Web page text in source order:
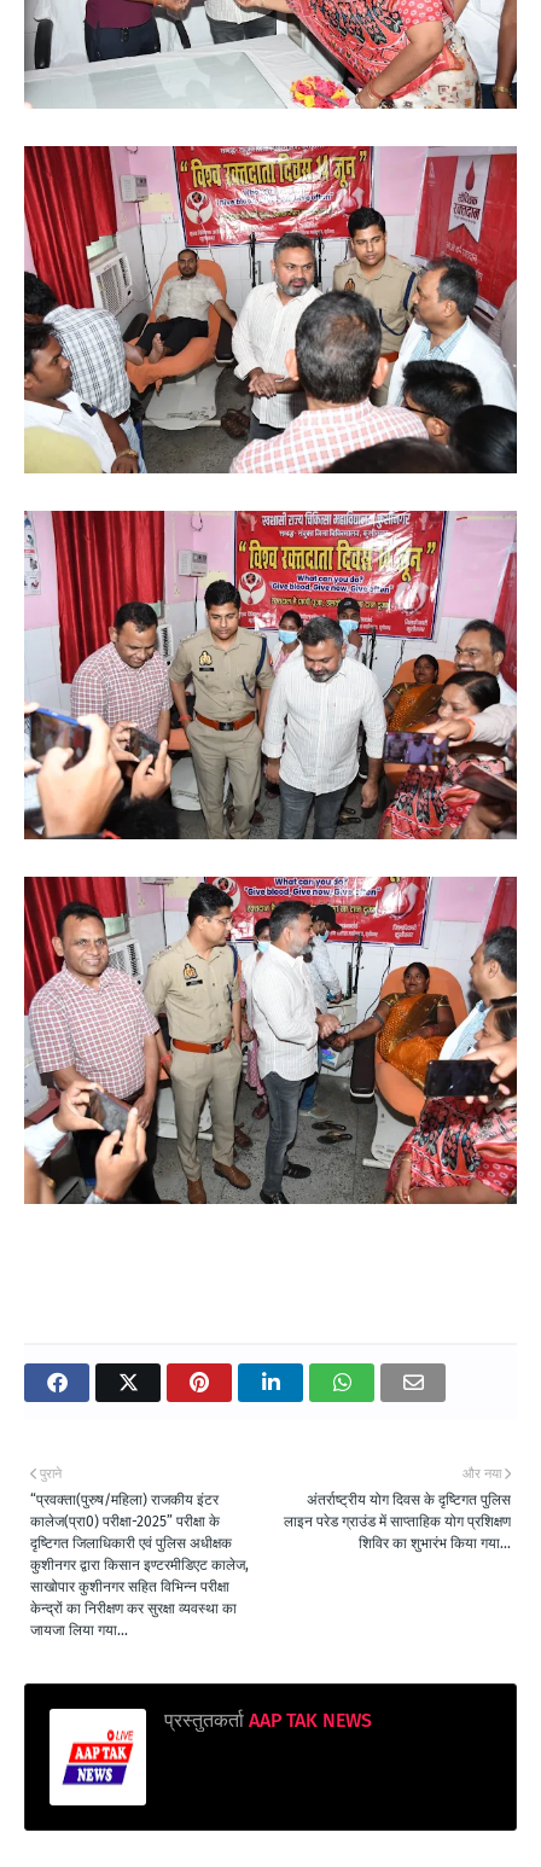
और नया
अंतर्राष्ट्रीय योग दिवस के दृष्टिगत पुलिस
लाइन परेड ग्राउंड में साप्ताहिक योग प्रशिक्षण
शिविर का शुभारंभ किया गया...
पुराने
“प्रवक्ता(पुरुष/महिला) राजकीय इंटर
कालेज(प्रा0) परीक्षा-2025” परीक्षा के
दृष्टिगत जिलाधिकारी एवं पुलिस अधीक्षक
कुशीनगर द्वारा किसान इण्टरमीडिएट कालेज,
साखोपार कुशीनगर सहित विभिन्न परीक्षा
केन्द्रों का निरीक्षण कर सुरक्षा व्यवस्था का
जायजा लिया गया...
प्रस्तुतकर्ता AAP TAK NEWS